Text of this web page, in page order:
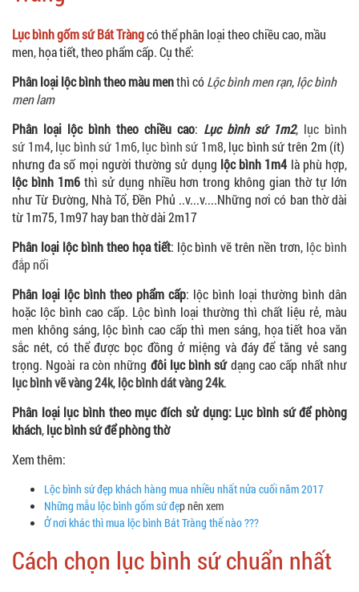
Lục bình gốm sứ Bát Tràngcó thể phân loại theo chiều cao, mầu
men, họa tiết, theo phẩm cấp. Cụ thể:
Phân loại lộc bình theo màu menthì cóLộc bình men rạn,lộc bình
men lam
Phân loại lộc bình theo chiều cao: Lục bình sứ 1m2, lục bình
sứ 1m4,lục bình sứ 1m6,lục bình sứ 1m8, lục bình sứ trên 2m (ít)
nhưng đa số mọi người thường sử dụng lộc bình 1m4 là phù hợp,
lộc bình 1m6thì sử dụng nhiều hơn trong không gian thờ tự lớn
như Từ Đường, Nhà Tổ, Đền Phủ ..v...v....Những nơi có ban thờ dài
từ 1m75, 1m97 hay ban thờ dài 2m17
Phân loại lộc bình theo họa tiết: lộc bình vẽ trên nền trơn, lộc bình
đắp nổi
Phân loại lộc bình theo phẩm cấp: lộc bình loại thường bình dân
hoặc lộc bình cao cấp. Lộc bình loại thường thì chất liệu rẻ, màu
men không sáng, lộc bình cao cấp thì men sáng, họa tiết hoa văn
sắc nét, có thể được bọc đồng ở miệng và đáy để tăng vẻ sang
trọng. Ngoài ra còn những đôi lục bình sứdạng cao cấp nhất như
lục bình vẽ vàng 24k,lộc bình dát vàng 24k.
Phân loại lục bình theo mục đích sử dụng: Lục bình sứ để phòng
khách,lục bình sứ để phòng thờ
Xem thêm:
Lộc bình sứ đẹp khách hàng mua nhiều nhất nửa cuối năm 2017
Những mẫu lộc bình gốm sứ đẹp nên xem
Ở nơi khác thì mua lộc bình Bát Tràng thế nào ???
Cách chọn lục bình sứ chuẩn nhất